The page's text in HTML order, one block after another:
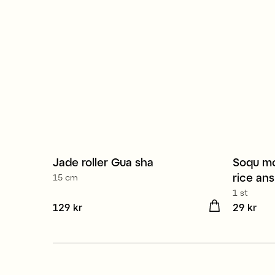
Jade roller Gua sha
15 cm
Pris :129 kr
129 kr
Soqu
rice
1 st
Pris:
29 kr